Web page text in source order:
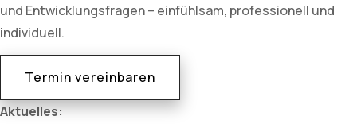
und Entwicklungsfragen – einfühlsam, professionell und
individuell.
Termin vereinbaren
Aktuelles: